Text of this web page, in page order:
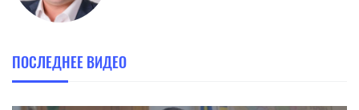
ПОСЛЕДНЕЕ ВИДЕО